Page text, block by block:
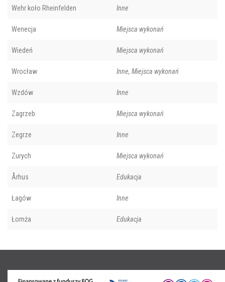
Wehr koło Rheinfelden Inne
Wenecja Miejsca wykonań
Wiedeń Miejsca wykonań
Wrocław Inne, Miejsca wykonań
Wzdów Inne
Zagrzeb Miejsca wykonań
Zegrze Inne
Zurych Miejsca wykonań
Århus Edukacja
Łagów Inne
Łomża Edukacja